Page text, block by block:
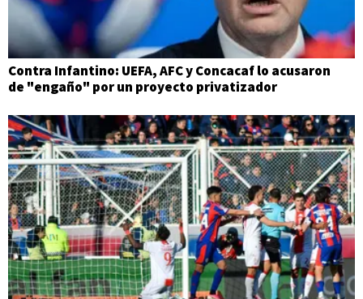
Contra Infantino: UEFA, AFC y Concacaf lo acusaron
de "engaño" por un proyecto privatizador